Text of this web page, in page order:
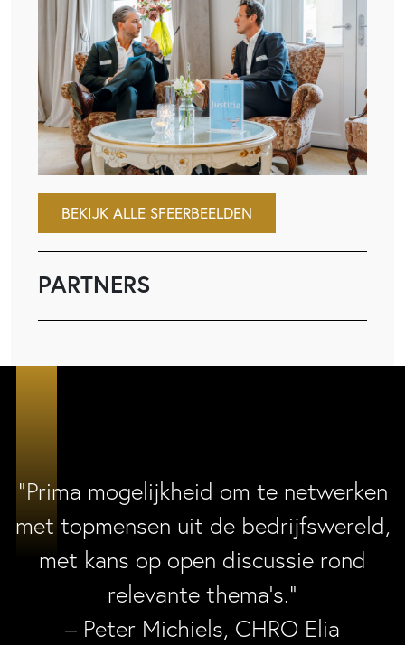
BEKIJK ALLE SFEERBEELDEN
PARTNERS
“Prima mogelijkheid om te netwerken
met topmensen uit de bedrijfswereld,
met kans op open discussie rond
relevante thema’s.”
– Peter Michiels, CHRO Elia